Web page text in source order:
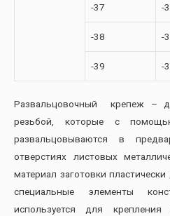
-37 -
-38 -
-39 -
Развальцовочный крепеж –
резьбой, которые с
развальцовываются в
отверстиях листовых
материал заготовки
специальные элементы
используется для